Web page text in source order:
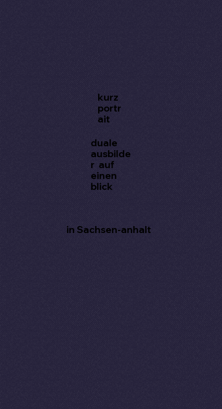
kurz
portr
ait
duale
ausbilde
r auf
einen
blick
in Sachsen-anhalt